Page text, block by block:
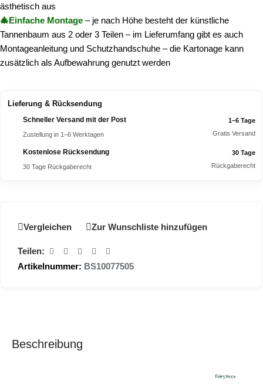
ästhetisch aus
🎄Einfache Montage – je nach Höhe besteht der künstliche
Tannenbaum aus 2 oder 3 Teilen – im Lieferumfang gibt es auch
Montageanleitung und Schutzhandschuhe – die Kartonage kann
zusätzlich als Aufbewahrung genutzt werden
Lieferung & Rücksendung
Schneller Versand mit der Post
Zustellung in 1–6 Werktagen
1–6 Tage
Gratis Versand
Kostenlose Rücksendung
30 Tage Rückgaberecht
30 Tage
Rückgaberecht
Vergleichen Zur Wunschliste hinzufügen
Teilen:
Artikelnummer: BS10077505
Beschreibung